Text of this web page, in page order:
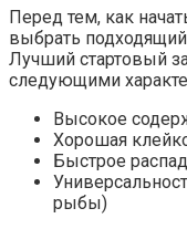
Перед тем, как
выбрать
Лучший стартовый
следующими
Высокое
Хорошая
Быстрое
рыбы)